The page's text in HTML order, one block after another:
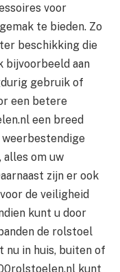
voor
te bieden. Zo
beschikking die
bijvoorbeeld aan
gebruik of
een betere
een breed
weerbestendige
alles om uw
zijn er ook
de veiligheid
kunt u door
de rolstoel
nu in huis, buiten of
kunt